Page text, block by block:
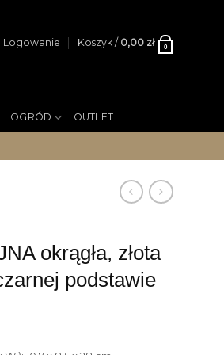
Logowanie Koszyk / 0,00 zł 0
OGRÓD OUTLET
okrągła, złota
podstawie